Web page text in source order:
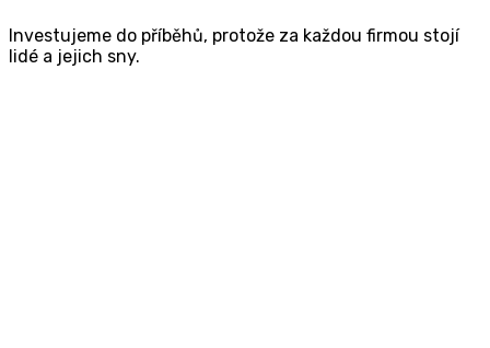
Investujeme do příběhů, protože za každou firmou stojí
lidé a jejich sny.